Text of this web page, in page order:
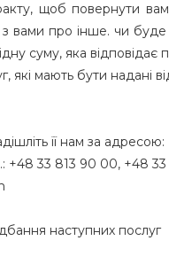
щоб повернути
вами про інше. чи
суму, яка
мають бути надані
її нам за адресою:
+48 33 813 90 00, +48
наступних послуг